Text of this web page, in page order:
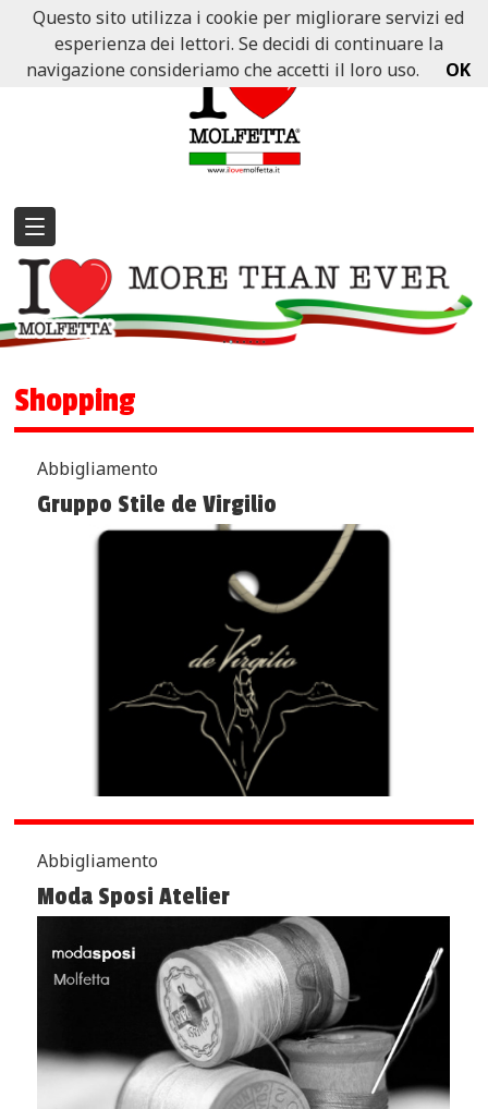
Shopping
Abbigliamento
Gruppo Stile de Virgilio
Abbigliamento
Moda Sposi Atelier
Questo sito utilizza i cookie per migliorare servizi ed
esperienza dei lettori. Se decidi di continuare la
navigazione consideriamo che accetti il loro uso.
OK